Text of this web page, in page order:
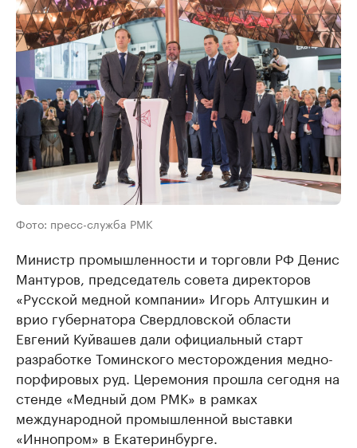
Фото: пресс-служба РМК
Министр промышленности и торговли РФ Денис
Мантуров, председатель совета директоров
«Русской медной компании» Игорь Алтушкин и
врио губернатора Свердловской области
Евгений Куйвашев дали официальный старт
разработке Томинского месторождения медно-
порфировых руд. Церемония прошла сегодня на
стенде «Медный дом РМК» в рамках
международной промышленной выставки
«Иннопром» в Екатеринбурге.